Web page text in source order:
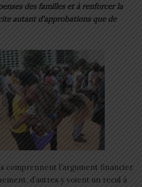
des familles et à renforcer la
autant d’approbations que de
comprennent l’argument financier
d’autres y voient un recul à